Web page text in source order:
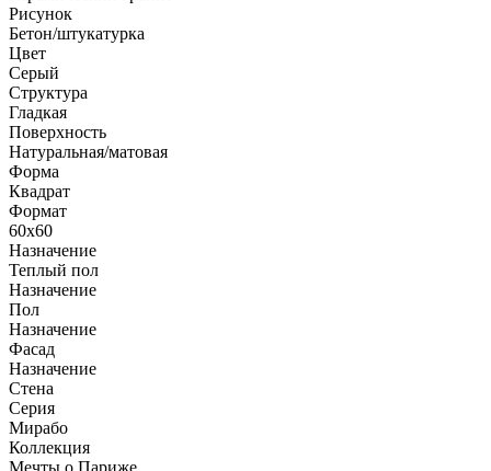
Рисунок
Бетон/штукатурка
Цвет
Серый
Структура
Гладкая
Поверхность
Натуральная/матовая
Форма
Квадрат
Формат
60x60
Назначение
Теплый пол
Назначение
Пол
Назначение
Фасад
Назначение
Стена
Серия
Мирабо
Коллекция
Мечты о Париже